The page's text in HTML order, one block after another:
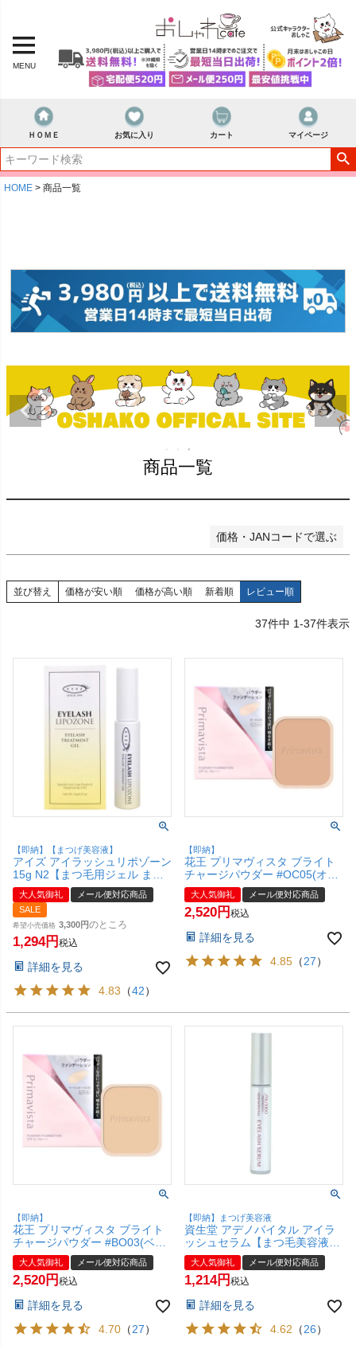
MENU
ＨＯＭＥ お気に入り カート マイページ
HOME 商品一覧
商品一覧
価格・JANコードで選ぶ
キーワード
〜
在庫なし商品
在庫なし商品を表示しない
検索
並び替え 価格が安い順 価格が高い順 新着順 レビュー順
37件中 1-37件表示
【即納】【まつげ美容液】
アイズ アイラッシュリポゾーン
15g N2【まつ毛用ジェル まつ
毛美容液】EYEZ【メール便対
応商品】【SBT】 (6024343)
大人気御礼
メール便対応商品
SALE
希望小売価格 3,300 のところ
1,294 税込
詳細を見る
4.83 （42）
【即納】
花王 プリマヴィスタ ブライト
チャージパウダー #OC05(オー
クル05) レフィル 【ファンデー
ション】SPF16 PA+++【メール
便対応商品】【SBT】
大人気御礼 メール便対応商品
2,520 税込
詳細を見る
4.85 （27）
【即納】
花王 プリマヴィスタ ブライト
チャージパウダー #BO03(ベー
ジュオークル03) レフィル 【フ
ァンデーション】 SPF16
PA+++【メール便対応商品】
大人気御礼 メール便対応商品
2,520 税込
詳細を見る
4.70 （27）
【即納】まつげ美容液
資生堂 アデノバイタル アイラ
ッシュセラム【まつ毛美容液】
【メール便対応商品】【SBT】
(6013046)
大人気御礼 メール便対応商品
1,214 税込
詳細を見る
4.62 （26）